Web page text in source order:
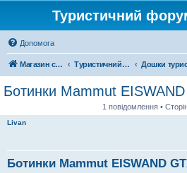
Туристичний
Допомога
Магазин спорядження Туристичний форум «Рюкзак»
Ботинки Mammut
1 повідомлення •
Livan
Ботинки Mammut EISWAND